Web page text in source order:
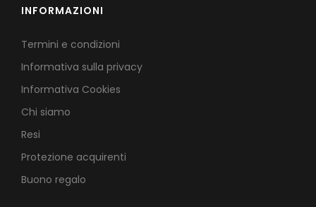
INFORMAZIONI
Termini e condizioni
Informativa sulla privacy
Informativa Cookies
Chi siamo
Resi
Protezione acquirenti
Buono regalo